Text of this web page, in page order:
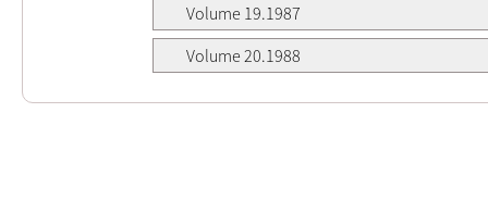
Volume 19.1987
Volume 20.1988